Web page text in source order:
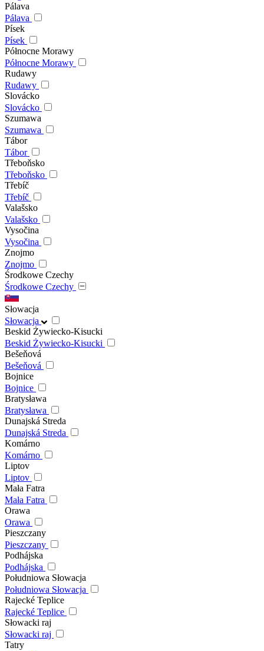
Pálava
Pálava
Písek
Písek
Północne Morawy
Północne Morawy
Rudawy
Rudawy
Slovácko
Slovácko
Szumawa
Szumawa
Tábor
Tábor
Třeboňsko
Třeboňsko
Třebíč
Třebíč
Valašsko
Valašsko
Vysočina
Vysočina
Znojmo
Znojmo
Środkowe Czechy
Środkowe Czechy
Słowacja
Słowacja
Beskid Żywiecko-Kisucki
Beskid Żywiecko-Kisucki
Bešeňová
Bešeňová
Bojnice
Bojnice
Bratysława
Bratysława
Dunajská Streda
Dunajská Streda
Komárno
Komárno
Liptov
Liptov
Mała Fatra
Mała Fatra
Orawa
Orawa
Pieszczany
Pieszczany
Podhájska
Podhájska
Południowa Słowacja
Południowa Słowacja
Rajecké Teplice
Rajecké Teplice
Słowacki raj
Słowacki raj
Tatry